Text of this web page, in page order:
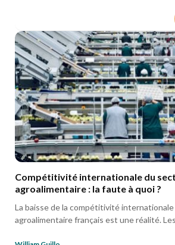
Compétitivité internationale du
agroalimentaire : la faute à quoi ?
La baisse de la compétitivité
agroalimentaire français est une réalité.